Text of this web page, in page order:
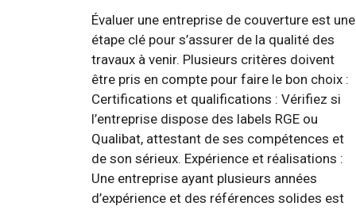
Évaluer une entreprise de couverture est une
étape clé pour s’assurer de la qualité des
travaux à venir. Plusieurs critères doivent
être pris en compte pour faire le bon choix :
Certifications et qualifications : Vérifiez si
l’entreprise dispose des labels RGE ou
Qualibat, attestant de ses compétences et
de son sérieux. Expérience et réalisations :
Une entreprise ayant plusieurs années
d’expérience et des références solides est